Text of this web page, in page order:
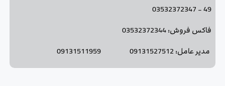
49 - 03532372347
فاکس فروش: 03532372344
مدیر عامل: 09131527512 09131511959